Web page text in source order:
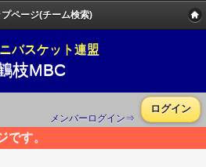
ページ(チーム検索)
バスケット連盟
枝MBC
メンバーログイン⇒
ログイン
です。